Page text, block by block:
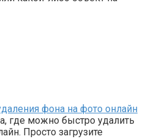
фона на фото онлайн
где можно быстро удалить
Просто загрузите